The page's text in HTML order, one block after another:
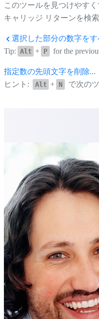
このツールを見つけやす
キャリッジ リターンを検
選択した部分の数字を
Tip: Alt + P for the
指定数の先頭文字を削除...
ヒント:
Alt + N で次の